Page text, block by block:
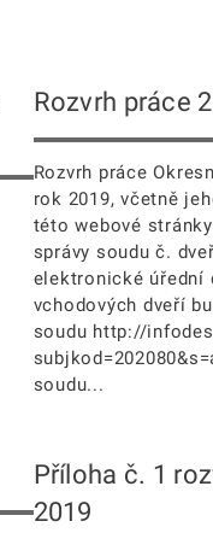
Rozvrh práce
Rozvrh práce
rok 2019, včetně
této webové
správy soudu č.
elektronické úřední
vchodových dveří
soudu http://
soudu...
Příloha č. 1
2019